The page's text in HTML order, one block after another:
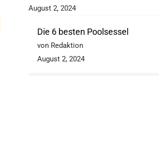
August 2, 2024
Die 6 besten Poolsessel
von Redaktion
August 2, 2024